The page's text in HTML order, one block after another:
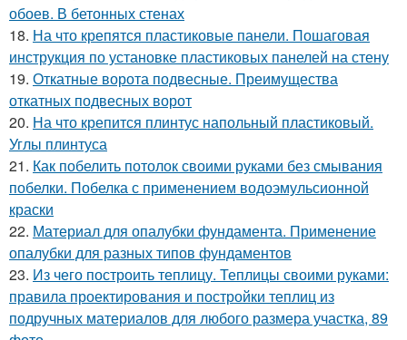
обоев. В бетонных стенах
18. На что крепятся пластиковые панели. Пошаговая
инструкция по установке пластиковых панелей на стену
19. Откатные ворота подвесные. Преимущества
откатных подвесных ворот
20. На что крепится плинтус напольный пластиковый.
Углы плинтуса
21. Как побелить потолок своими руками без смывания
побелки. Побелка с применением водоэмульсионной
краски
22. Материал для опалубки фундамента. Применение
опалубки для разных типов фундаментов
23. Из чего построить теплицу. Теплицы своими руками:
правила проектирования и постройки теплиц из
подручных материалов для любого размера участка, 89